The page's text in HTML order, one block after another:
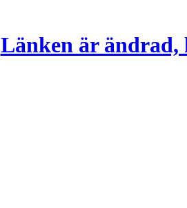
Länken är